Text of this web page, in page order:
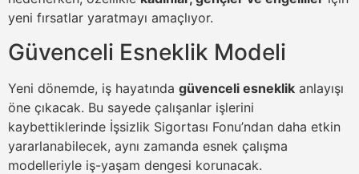
yeni fırsatlar yaratmayı amaçlıyor.
Güvenceli Esneklik Modeli
Yeni dönemde, iş hayatında güvenceli esneklik anlayışı
öne çıkacak. Bu sayede çalışanlar işlerini
kaybettiklerinde İşsizlik Sigortası Fonu’ndan daha etkin
yararlanabilecek, aynı zamanda esnek çalışma
modelleriyle iş-yaşam dengesi korunacak.